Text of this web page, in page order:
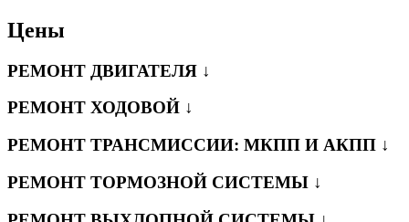
Цены
РЕМОНТ ДВИГАТЕЛЯ ↓
РЕМОНТ ХОДОВОЙ ↓
РЕМОНТ ТРАНСМИССИИ: МКПП И АКПП ↓
РЕМОНТ ТОРМОЗНОЙ СИСТЕМЫ ↓